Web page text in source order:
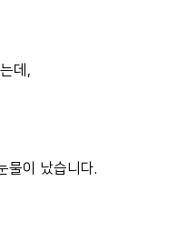
데,
물이 났습니다.